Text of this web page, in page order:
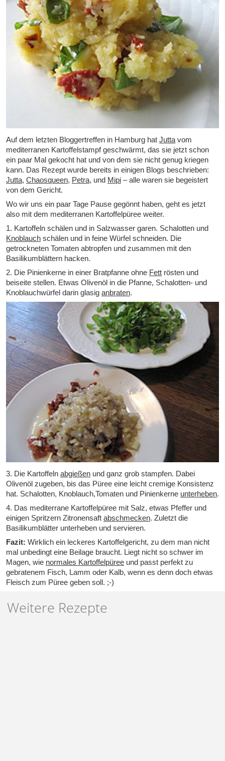
Auf dem letzten Bloggertreffen in Hamburg hat Jutta vom
mediterranen Kartoffelstampf geschwärmt, das sie jetzt schon
ein paar Mal gekocht hat und von dem sie nicht genug kriegen
kann. Das Rezept wurde bereits in einigen Blogs beschrieben:
Jutta, Chaosqueen, Petra, und Mipi – alle waren sie begeistert
von dem Gericht.
Wo wir uns ein paar Tage Pause gegönnt haben, geht es jetzt
also mit dem mediterranen Kartoffelpüree weiter.
1. Kartoffeln schälen und in Salzwasser garen. Schalotten und
Knoblauch schälen und in feine Würfel schneiden. Die
getrockneten Tomaten abtropfen und zusammen mit den
Basilikumblättern hacken.
2. Die Pinienkerne in einer Bratpfanne ohne Fett rösten und
beiseite stellen. Etwas Olivenöl in die Pfanne, Schalotten- und
Knoblauchwürfel darin glasig anbraten.
3. Die Kartoffeln abgießen und ganz grob stampfen. Dabei
Olivenöl zugeben, bis das Püree eine leicht cremige Konsistenz
hat. Schalotten, Knoblauch,Tomaten und Pinienkerne unterheben.
4. Das mediterrane Kartoffelpüree mit Salz, etwas Pfeffer und
einigen Spritzern Zitronensaft abschmecken. Zuletzt die
Basilikumblätter unterheben und servieren.
Fazit: Wirklich ein leckeres Kartoffelgericht, zu dem man nicht
mal unbedingt eine Beilage braucht. Liegt nicht so schwer im
Magen, wie normales Kartoffelpüree und passt perfekt zu
gebratenem Fisch, Lamm oder Kalb, wenn es denn doch etwas
Fleisch zum Püree geben soll. ;-)
Weitere Rezepte